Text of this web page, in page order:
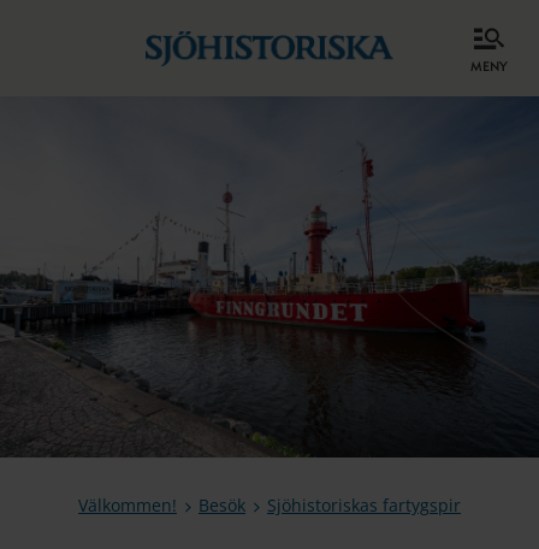
meny
Välkommen! Besök Sjöhistoriskas fartygspir